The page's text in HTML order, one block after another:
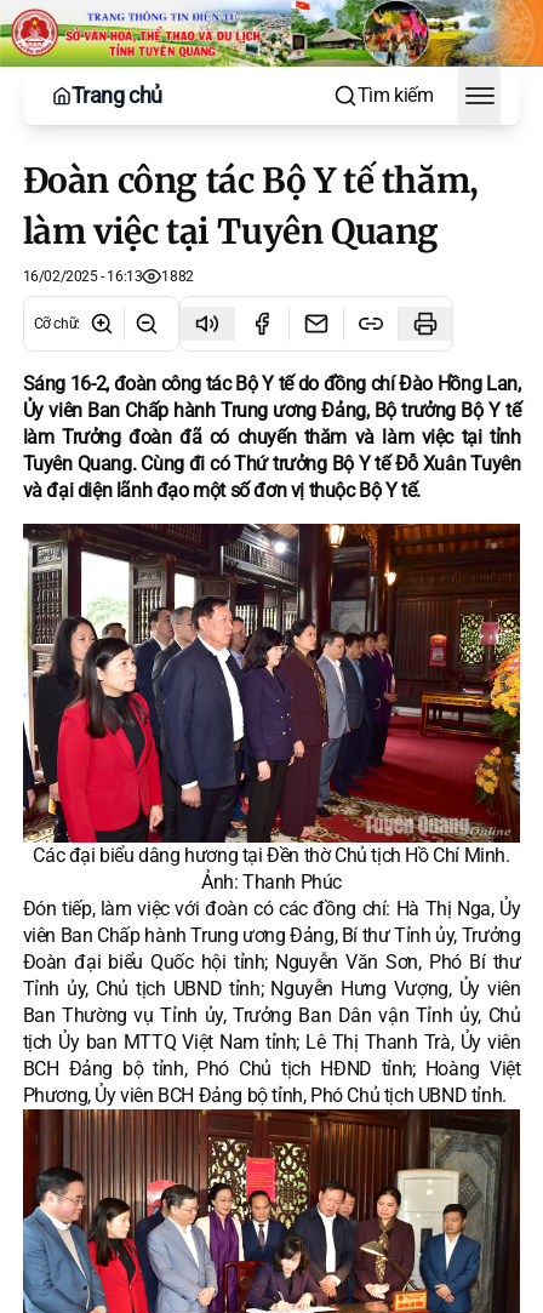
Trang chủ Tìm kiếm
Toggle
Đoàn công tác Bộ Y tế thăm,
làm việc tại Tuyên Quang
16/02/2025 - 16:13 1882
Cỡ chữ:
Sáng 16-2, đoàn công tác Bộ Y tế do đồng chí Đào Hồng Lan,
Ủy viên Ban Chấp hành Trung ương Đảng, Bộ trưởng Bộ Y tế
làm Trưởng đoàn đã có chuyến thăm và làm việc tại tỉnh
Tuyên Quang. Cùng đi có Thứ trưởng Bộ Y tế Đỗ Xuân Tuyên
và đại diện lãnh đạo một số đơn vị thuộc Bộ Y tế.
Các đại biểu dâng hương tại Đền thờ Chủ tịch Hồ Chí Minh.
Ảnh: Thanh Phúc
Đón tiếp, làm việc với đoàn có các đồng chí: Hà Thị Nga, Ủy
viên Ban Chấp hành Trung ương Đảng, Bí thư Tỉnh ủy, Trưởng
Đoàn đại biểu Quốc hội tỉnh; Nguyễn Văn Sơn, Phó Bí thư
Tỉnh ủy, Chủ tịch UBND tỉnh; Nguyễn Hưng Vượng, Ủy viên
Ban Thường vụ Tỉnh ủy, Trưởng Ban Dân vận Tỉnh ủy, Chủ
tịch Ủy ban MTTQ Việt Nam tỉnh; Lê Thị Thanh Trà, Ủy viên
BCH Đảng bộ tỉnh, Phó Chủ tịch HĐND tỉnh; Hoàng Việt
Phương, Ủy viên BCH Đảng bộ tỉnh, Phó Chủ tịch UBND tỉnh.